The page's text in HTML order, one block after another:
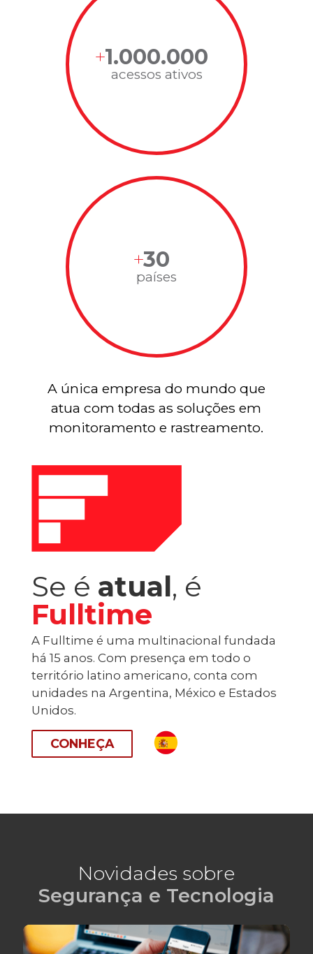
1.000.000
acessos ativos
30
países
A única empresa do mundo que
atua com todas as soluções em
monitoramento e rastreamento.
Se é atual, é
Fulltime
A Fulltime é uma multinacional fundada
há 15 anos. Com presença em todo o
território latino americano, conta com
unidades na Argentina, México e Estados
Unidos.
CONHEÇA
Novidades sobre
Segurança e Tecnologia